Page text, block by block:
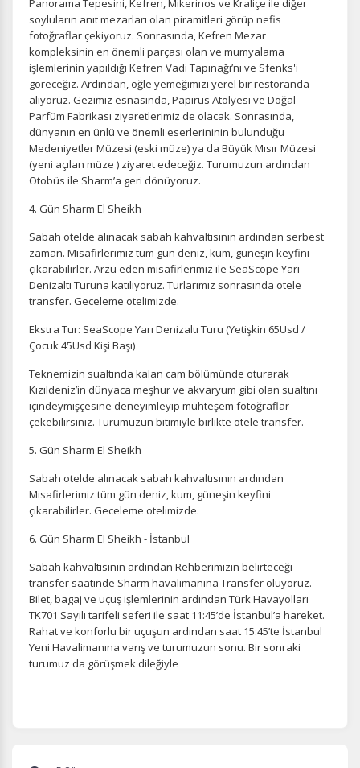
Oturum yönetimi, güvenlik ve temel site işlevleri için
gereklidir. Bu çerezler olmadan site düzgün çalışmaz ve
devre dışı bırakılamaz.
İstatistik Çerezleri
Ziyaretçilerin siteyi nasıl kullandığını anonim olarak
ölçeriz. Hangi sayfaların popüler olduğunu ve
kullanıcıların nerede zorluk yaşadığını anlamamıza
yardımcı olur.
Pazarlama Çerezleri
kullanılır. Kapatırsanız reklamları görmeye devam
edersiniz, ancak daha az alakalı olabilirler.
Tercihleri Kaydet
Panorama Tepesini, Kefren, Mikerinos ve Kraliçe ile diğer
soyluların anıt mezarları olan piramitleri görüp nefis
fotoğraflar çekiyoruz. Sonrasında, Kefren Mezar
kompleksinin en önemli parçası olan ve mumyalama
işlemlerinin yapıldığı Kefren Vadi Tapınağı’nı ve Sfenks'i
göreceğiz. Ardından, öğle yemeğimizi yerel bir restoranda
alıyoruz. Gezimiz esnasında, Papirüs Atölyesi ve Doğal
Parfüm Fabrikası ziyaretlerimiz de olacak. Sonrasında,
dünyanın en ünlü ve önemli eserlerininin bulunduğu
Medeniyetler Müzesi (eski müze) ya da Büyük Mısır Müzesi
(yeni açılan müze ) ziyaret edeceğiz. Turumuzun ardından
Otobüs ile Sharm’a geri dönüyoruz.
4. Gün Sharm El Sheikh
Sabah otelde alınacak sabah kahvaltısının ardından serbest
zaman. Misafirlerimiz tüm gün deniz, kum, güneşin keyfini
çıkarabilirler. Arzu eden misafirlerimiz ile SeaScope Yarı
Denizaltı Turuna katılıyoruz. Turlarımız sonrasında otele
transfer. Geceleme otelimizde.
Ekstra Tur: SeaScope Yarı Denizaltı Turu (Yetişkin 65Usd /
Çocuk 45Usd Kişi Başı)
Teknemizin sualtında kalan cam bölümünde oturarak
Kızıldeniz’in dünyaca meşhur ve akvaryum gibi olan sualtını
içindeymişçesine deneyimleyip muhteşem fotoğraflar
çekebilirsiniz. Turumuzun bitimiyle birlikte otele transfer.
5. Gün Sharm El Sheikh
Sabah otelde alınacak sabah kahvaltısının ardından
Misafirlerimiz tüm gün deniz, kum, güneşin keyfini
çıkarabilirler. Geceleme otelimizde.
6. Gün Sharm El Sheikh - İstanbul
Sabah kahvaltısının ardından Rehberimizin belirteceği
transfer saatinde Sharm havalimanına Transfer oluyoruz.
Bilet, bagaj ve uçuş işlemlerinin ardından Türk Havayolları
TK701 Sayılı tarifeli seferi ile saat 11:45’de İstanbul’a hareket.
Rahat ve konforlu bir uçuşun ardından saat 15:45’te İstanbul
Yeni Havalimanına varış ve turumuzun sonu. Bir sonraki
turumuz da görüşmek dileğiyle